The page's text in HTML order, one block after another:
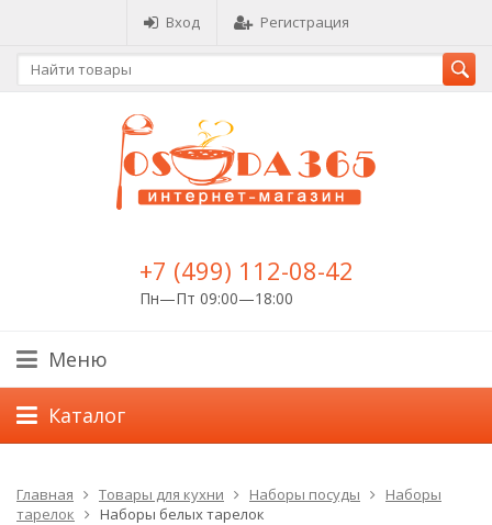
Вход Регистрация
+7 (499) 112-08-42
Пн—Пт 09:00—18:00
Меню
Каталог
Главная Товары для кухни Наборы посуды
Наборы
тарелок
Наборы белых тарелок